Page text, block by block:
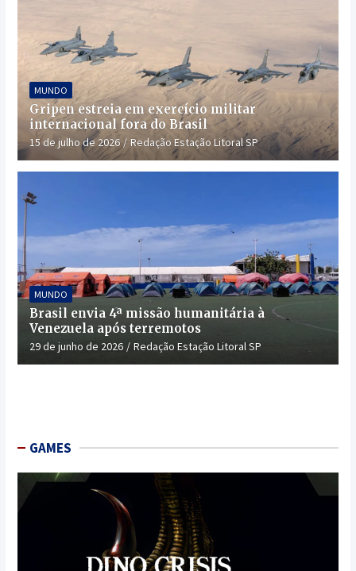
MUNDO
Gripen estreia em exercício militar
internacional fora do Brasil
15 de julho de 2026 Redação Estação Litoral SP
MUNDO
Brasil envia 4ª missão humanitária à
Venezuela após terremotos
29 de junho de 2026 Redação Estação Litoral SP
GAMES